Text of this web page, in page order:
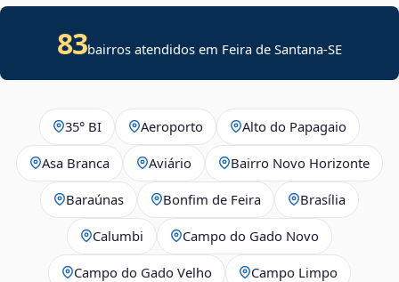
83bairros atendidos em Feira de Santana-SE
35° BI Aeroporto Alto do Papagaio
Asa Branca Aviário Bairro Novo Horizonte
Baraúnas Bonfim de Feira Brasília
Calumbi Campo do Gado Novo
Campo do Gado Velho Campo Limpo